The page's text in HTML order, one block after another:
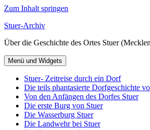
Zum Inhalt springen
Stuer-Archiv
Über die Geschichte des Ortes Stuer
Menü und Widgets
Stuer- Zeitreise durch ein Dorf
Die teils phantasierte Dorfgeschichte
Von den Anfängen des Dorfes Stuer
Die erste Burg von Stuer
Die Wasserburg Stuer
Die Landwehr bei Stuer